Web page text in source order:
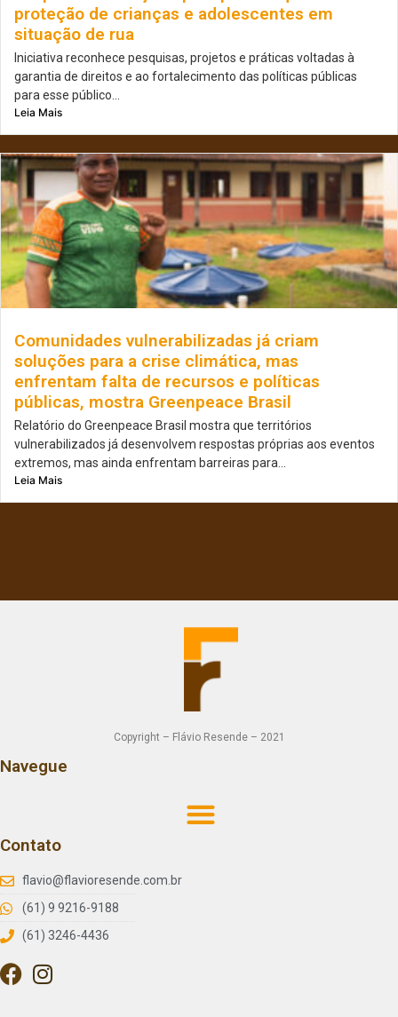
proteção de crianças e adolescentes em
situação de rua
Iniciativa reconhece pesquisas, projetos e práticas voltadas à
garantia de direitos e ao fortalecimento das políticas públicas
para esse público...
Leia Mais
Comunidades vulnerabilizadas já criam
soluções para a crise climática, mas
enfrentam falta de recursos e políticas
públicas, mostra Greenpeace Brasil
Relatório do Greenpeace Brasil mostra que territórios
vulnerabilizados já desenvolvem respostas próprias aos eventos
extremos, mas ainda enfrentam barreiras para...
Leia Mais
Copyright – Flávio Resende – 2021
Navegue
Contato
flavio@flavioresende.com.br
(61) 9 9216-9188
(61) 3246-4436